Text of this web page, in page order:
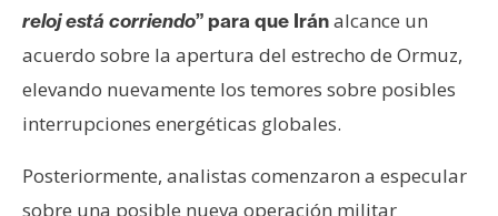
reloj está corriendo” para que Iránalcance un
acuerdo sobre la apertura del estrecho de Ormuz,
elevando nuevamente los temores sobre posibles
interrupciones energéticas globales.
Posteriormente, analistas comenzaron a especular
sobre una posible nueva operación militar